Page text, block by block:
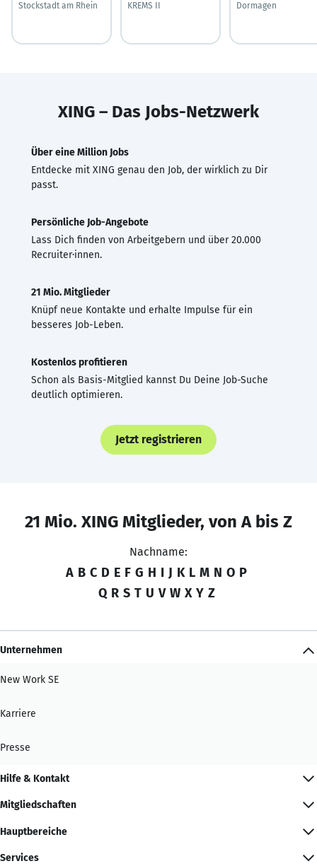
Stockstadt am Rhein
KREMS II
Dormagen
XING – Das Jobs-Netzwerk
Über eine Million Jobs
Entdecke mit XING genau den Job, der wirklich zu Dir
passt.
Persönliche Job-Angebote
Lass Dich finden von Arbeitgebern und über 20.000
Recruiter·innen.
21 Mio. Mitglieder
Knüpf neue Kontakte und erhalte Impulse für ein
besseres Job-Leben.
Kostenlos profitieren
Schon als Basis-Mitglied kannst Du Deine Job-Suche
deutlich optimieren.
Jetzt registrieren
21 Mio. XING Mitglieder, von A bis Z
Nachname:
A B C D E F G H I J K L M N O P
Q R S T U V W X Y Z
Unternehmen
New Work SE
Karriere
Presse
Hilfe & Kontakt
Mitgliedschaften
Hauptbereiche
Services